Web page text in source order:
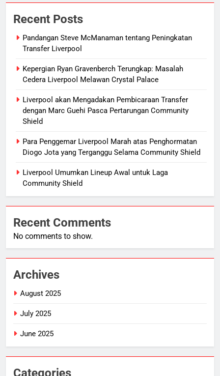
Recent Posts
Pandangan Steve McManaman tentang Peningkatan
Transfer Liverpool
Kepergian Ryan Gravenberch Terungkap: Masalah
Cedera Liverpool Melawan Crystal Palace
Liverpool akan Mengadakan Pembicaraan Transfer
dengan Marc Guehi Pasca Pertarungan Community
Shield
Para Penggemar Liverpool Marah atas Penghormatan
Diogo Jota yang Terganggu Selama Community Shield
Liverpool Umumkan Lineup Awal untuk Laga
Community Shield
Recent Comments
No comments to show.
Archives
August 2025
July 2025
June 2025
Categories